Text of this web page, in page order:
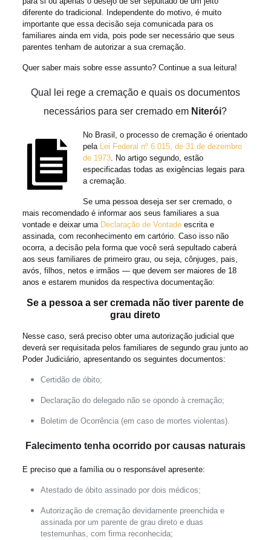
diferente do tradicional. Independente do motivo, é muito
importante que essa decisão seja comunicada para os
familiares ainda em vida, pois pode ser necessário que seus
parentes tenham de autorizar a sua cremação.
Quer saber mais sobre esse assunto? Continue a sua leitura!
Qual lei rege a cremação e quais os documentos
necessários para ser cremado em Niterói?
No Brasil, o processo de cremação é orientado
pela Lei Federal nº 6.015, de 31 de dezembro
de 1973. No artigo segundo, estão
especificadas todas as exigências legais para
a cremação.
Se uma pessoa deseja ser ser cremado, o
mais recomendado é informar aos seus familiares a sua
vontade e deixar uma Declaração de Vontadeescrita e
assinada, com reconhecimento em cartório. Caso isso não
ocorra, a decisão pela forma que você será sepultado caberá
aos seus familiares de primeiro grau, ou seja, cônjuges, pais,
avós, filhos, netos e irmãos — que devem ser maiores de 18
anos e estarem munidos da respectiva documentação:
Se a pessoa a ser cremada não tiver parente de
grau direto
Nesse caso, será preciso obter uma autorização judicial que
deverá ser requisitada pelos familiares de segundo grau junto ao
Poder Judiciário, apresentando os seguintes documentos:
Certidão de óbito;
Declaração do delegado não se opondo à cremação;
Boletim de Ocorrência (em caso de mortes violentas).
Falecimento tenha ocorrido por causas naturais
E preciso que a família ou o responsável apresente:
Atestado de óbito assinado por dois médicos;
Autorização de cremação devidamente preenchida e
assinada por um parente de grau direto e duas
testemunhas, com firma reconhecida;